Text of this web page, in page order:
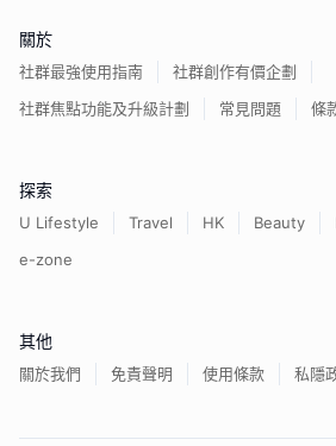
關於
社群最強使用指南
社群創作有價企劃
社群焦點功能及升級計劃
常見問題 條
探索
U Lifestyle Travel HK Beauty
e-zone
其他
關於我們 免責聲明 使用條款 私隱